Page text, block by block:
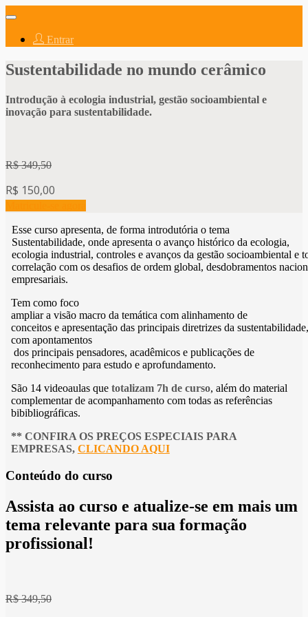
Abrir
navegação
Entrar
Sustentabilidade no mundo cerâmico
Introdução à ecologia industrial, gestão socioambiental e
inovação para sustentabilidade.
R$ 349,50
R$ 150,00
Esse curso apresenta, de forma introdutória o tema
Sustentabilidade, onde apresenta o avanço histórico da ecologia,
ecologia industrial, controles e avanços da gestão socioambiental e
correlação com os desafios de ordem global, desdobramentos
empresariais.
Tem como foco
ampliar a visão macro da temática com alinhamento de
conceitos e apresentação das principais diretrizes da sustentabilidade,
com apontamentos
dos principais pensadores, acadêmicos e publicações de
reconhecimento para estudo e aprofundamento.
São 14 videoaulas quetotalizam 7h de curso, além do material
complementar de acompanhamento com todas as referências
bibibliográficas.
** CONFIRA OS PREÇOS ESPECIAIS PARA
EMPRESAS, CLICANDO AQUI
Conteúdo do curso
Assista ao curso e atualize-se em mais um
tema relevante para sua formação
profissional!
R$ 349,50